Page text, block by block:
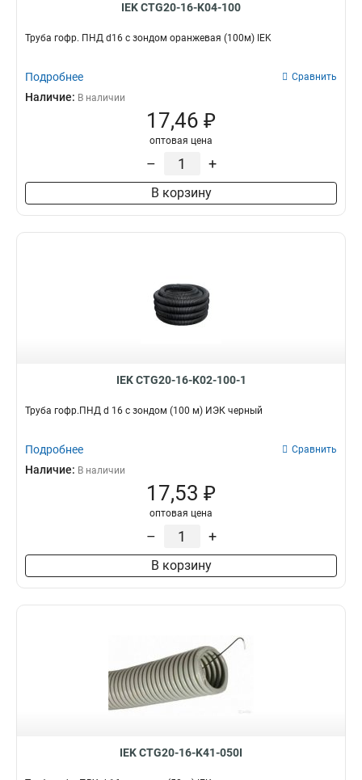
IEK CTG20-16-K04-100
Труба гофр. ПНД d16 с зондом оранжевая (100м) IEK
Подробнее Сравнить
Наличие: В наличии
17,46 ₽
оптовая цена
– +
В корзину
IEK CTG20-16-K02-100-1
Труба гофр.ПНД d 16 с зондом (100 м) ИЭК черный
Подробнее Сравнить
Наличие: В наличии
17,53 ₽
оптовая цена
– +
В корзину
IEK CTG20-16-K41-050I